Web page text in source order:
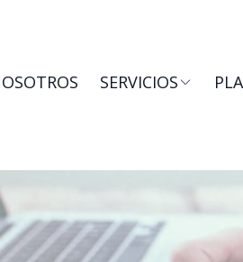
SERVICIOS